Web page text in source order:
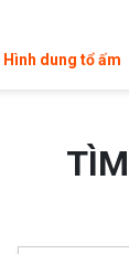
Hình dung tổ ấm